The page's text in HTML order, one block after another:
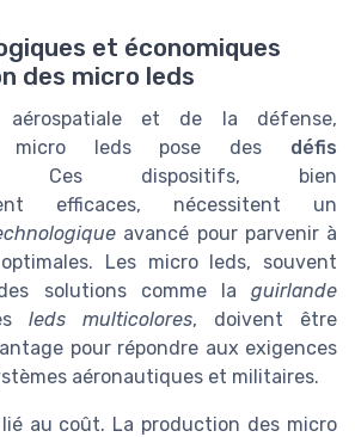
et économiques
des micro leds
aérospatiale et de la défense,
micro leds pose des défis
Ces dispositifs, bien
efficaces, nécessitent un
avancé pour parvenir à
Les micro leds, souvent
solutions comme la guirlande
leds multicolores, doivent être
pour répondre aux exigences
aéronautiques et militaires.
au coût. La production des micro